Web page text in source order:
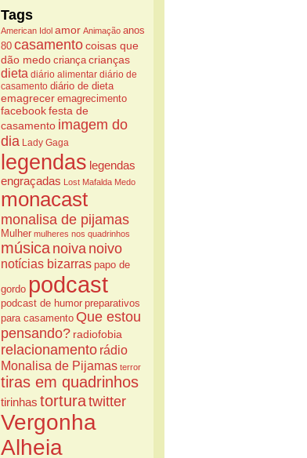
Tags
American Idol amor Animação anos
80 casamentocoisas que
dão medo criança crianças
dieta diário alimentar diário de
casamento diário de dieta
emagrecer emagrecimento
facebookfesta de
casamento imagem do
dia Lady Gaga
legendas legendas
engraçadas Lost Mafalda Medo
monacast
monalisa de pijamas
Mulher mulheres nos quadrinhos
música noiva noivo
notícias bizarras papo de
gordo podcast
podcast de humor preparativos
para casamento Que estou
pensando? radiofobia
relacionamento rádio
Monalisa de Pijamas terror
tiras em quadrinhos
tirinhas torturatwitter
Vergonha
Alheia